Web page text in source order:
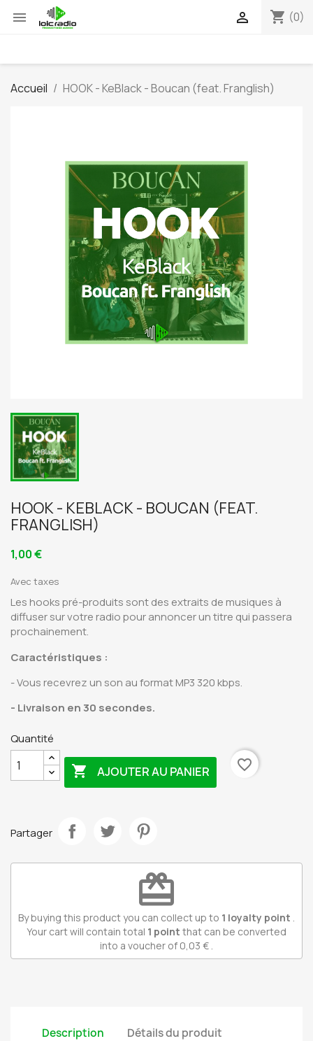
 shopping_cart (0)

Accueil HOOK - KeBlack - Boucan (feat. Franglish)
HOOK - KEBLACK - BOUCAN (FEAT.
FRANGLISH)
1,00 €
Avec taxes
Les hooks pré-produits sont des extraits de musiques à
diffuser sur votre radio pour annoncer un titre qui passera
prochainement.
Caractéristiques :
- Vous recevrez un son au format MP3 320 kbps.
- Livraison en 30 secondes.
Quantité
 AJOUTER AU PANIER favorite_border
Partager
redeem
By buying this product you can collect up to 1 loyalty point .
Your cart will contain total 1 point that can be converted
into a voucher of 0,03 € .
Description Détails du produit